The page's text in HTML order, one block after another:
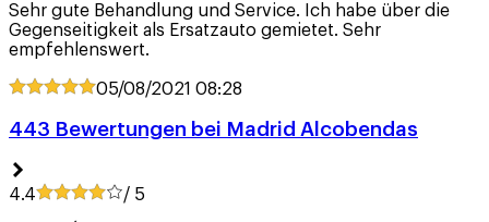
Sehr gute Behandlung und Service. Ich habe über die
Gegenseitigkeit als Ersatzauto gemietet. Sehr
empfehlenswert.
05/08/2021 08:28
443 Bewertungen bei Madrid Alcobendas
4.4 / 5